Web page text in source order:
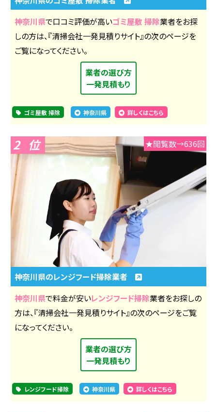
神奈川県で口コミ評価が高いゴミ屋敷 掃除業者をお探
しの方は、『清掃会社一発見積りサイト』の次のページを
ご覧になってください。
業者の選び方
一発見積もり
ゴミ屋敷 掃除 神奈川県 詳しくはこちら
2 ★閲覧数→636回
神奈川県のレンジフード掃除業者
神奈川県で料金が安いレンジフード掃除業者をお探しの
方は、『清掃会社一発見積りサイト』の次のページをご覧
になってください。
業者の選び方
一発見積もり
レンジフード掃除 神奈川県 詳しくはこちら